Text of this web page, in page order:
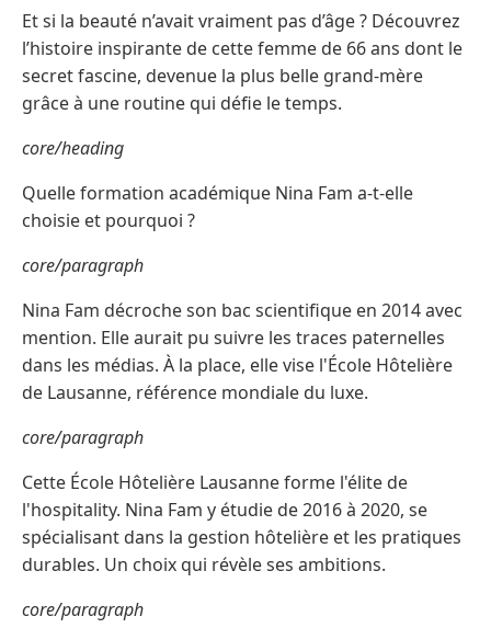
Et si la beauté n’avait vraiment pas d’âge ? Découvrez
l’histoire inspirante de cette femme de 66 ans dont le
secret fascine, devenue la plus belle grand-mère
grâce à une routine qui défie le temps.
core/heading
Quelle formation académique Nina Fam a-t-elle
choisie et pourquoi ?
core/paragraph
Nina Fam décroche son bac scientifique en 2014 avec
mention. Elle aurait pu suivre les traces paternelles
dans les médias. À la place, elle vise l'École Hôtelière
de Lausanne, référence mondiale du luxe.
core/paragraph
Cette École Hôtelière Lausanne forme l'élite de
l'hospitality. Nina Fam y étudie de 2016 à 2020, se
spécialisant dans la gestion hôtelière et les pratiques
durables. Un choix qui révèle ses ambitions.
core/paragraph